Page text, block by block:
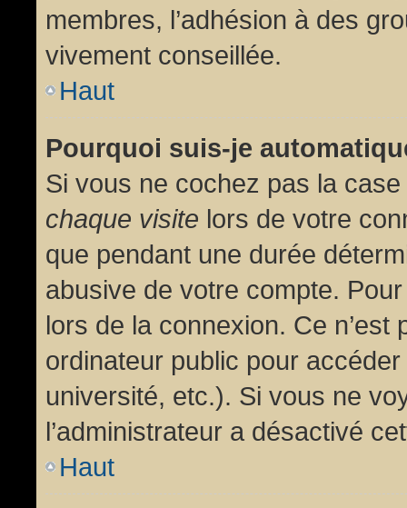
membres, l’adhésion à des
vivement conseillée.
Haut
Pourquoi suis-je
Si vous ne cochez pas la case
chaque visite lors de votre
que pendant une durée
abusive de votre compte.
lors de la connexion. Ce
ordinateur public pour
université, etc.). Si vous ne
l’administrateur a désactivé
Haut